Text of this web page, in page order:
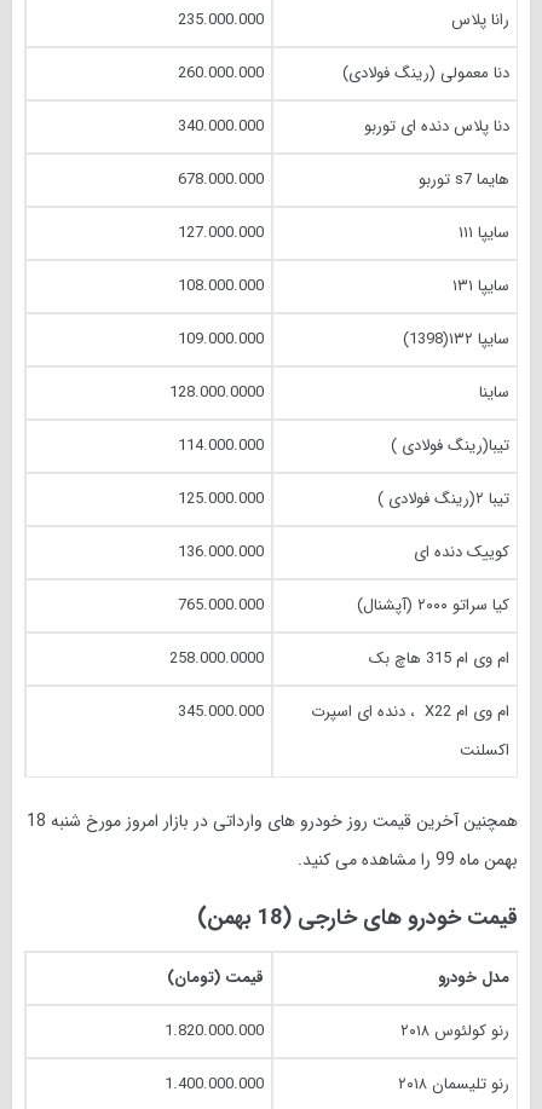
رانا پلاس 235.000.000
دنا معمولی (رینگ فولادی) 260.000.000
دنا پلاس دنده ای توربو 340.000.000
هایما s7 توربو 678.000.000
سایپا ۱۱۱ 127.000.000
سایپا ۱۳۱ 108.000.000
سایپا ۱۳۲(1398) 109.000.000
ساینا 128.000.0000
تیبا(رینگ فولادی ) 114.000.000
تیبا ۲(رینگ فولادی ) 125.000.000
کوییک دنده ای 136.000.000
کیا سراتو ۲۰۰۰ (آپشنال) 765.000.000
ام وی ام 315 هاچ بک 258.000.0000
ام وی ام X22 ‏ ، دنده ای اسپرت
اکسلنت
345.000.000
همچنین آخرین قیمت روز خودرو های وارداتی در بازار امروز مورخ شنبه 18
بهمن ماه 99 را مشاهده می کنید.
قیمت خودرو های خارجی (18 بهمن)
مدل خودرو قیمت (تومان)
رنو کولئوس ۲۰۱۸ 1.820.000.000
رنو تلیسمان ۲۰۱۸ 1.400.000.000